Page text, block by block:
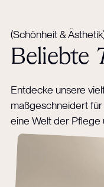
(Schönheit &
Beliebte
Entdecke unsere
maßgeschneidert
eine Welt der Pflege